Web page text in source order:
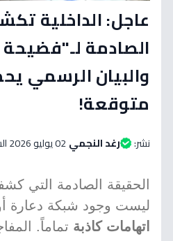
عاجل: الداخلية
الصادمة لـ"فضيحة
والبيان الرسمي
متوقعة!
نشر: رغد النجمي02 يوليو 2026 الساعة 06:40 مساءاً
الحقيقة الصادمة التي
ليست وجود شبكة دعارة
اتهامات كاذبة تماماً.